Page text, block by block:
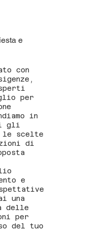
e
con
per
in
gli
scelte
di
e
una
delle
per
del tuo